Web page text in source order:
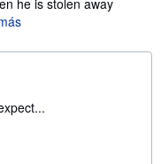
he is stolen away